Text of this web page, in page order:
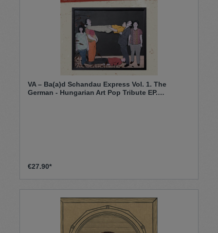
VA – Ba(a)d Schandau Express Vol. 1. The
German - Hungarian Art Pop Tribute EP.
€27.90*